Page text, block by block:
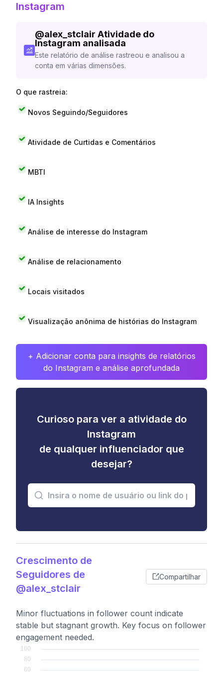
Instagram
@alex_stclair Atividade do
Instagram analisada
Este relatório de análise rastreou e analisou a
conta em várias dimensões.
O que rastreia:
Novos Seguindo/Seguidores
Atividade de Curtidas e Comentários
MBTI
IA Insights
Análise de interesse do Instagram
Análise de relacionamento
Locais visitados
Visualização anônima de histórias do Instagram
+ Adicionar conta para insights de relatórios
do Instagram e análise aprofundada
Curioso para ver a atividade do
Instagram
de qualquer influenciador que
desejar?
Crescimento de
Seguidores de
@alex_stclair
Compartilhar
Minor fluctuations in follower count indicate
stable but stagnant growth. Key focus on follower
engagement needed.